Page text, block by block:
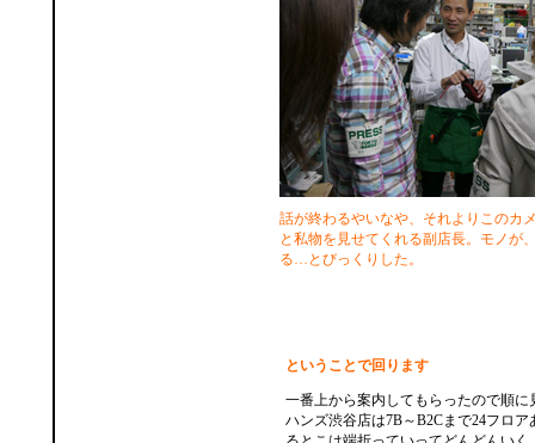
話が終わるやいなや、それよりこのカ
と私物を見せてくれる副店長。モノが
る…とびっくりした。
ということで回ります
一番上から案内してもらったので順に
ハンズ渋谷店は7B～B2Cまで24フロア